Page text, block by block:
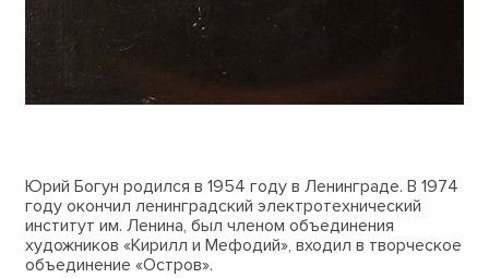
Юрий Богун родился в 1954 году в Ленинграде. В 1974
году окончил ленинградский электротехнический
институт им. Ленина, был членом объединения
художников «Кирилл и Мефодий», входил в творческое
объединение «Остров».